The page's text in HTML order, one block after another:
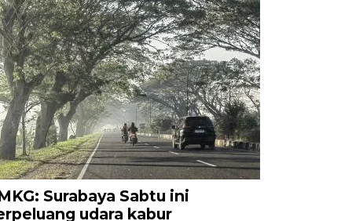
Surabaya Sabtu ini
udara kabur